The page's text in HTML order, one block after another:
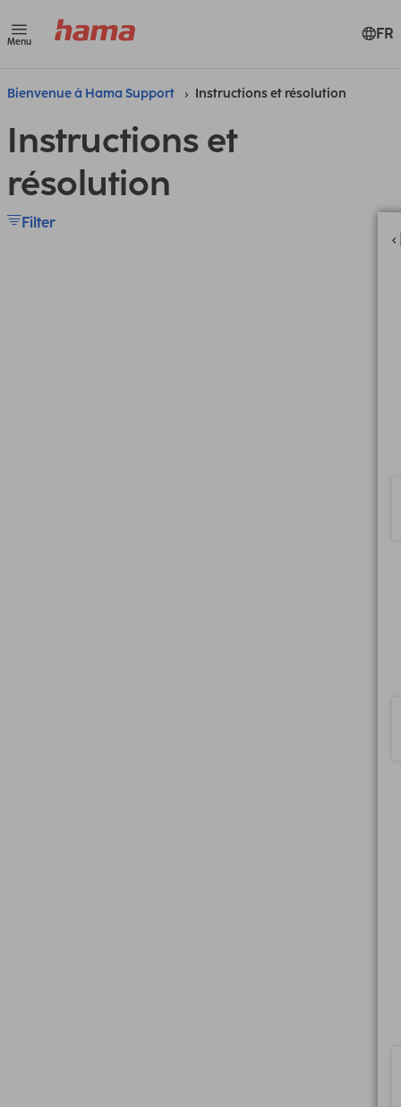
Menu FR
Bienvenue à Hama Support Instructions et résolution
Instructions et
résolution
Filter